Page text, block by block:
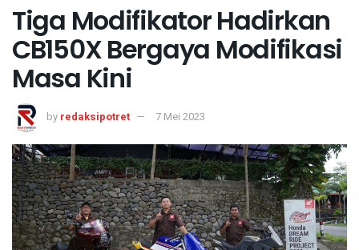
Tiga Modifikator Hadirkan
CB150X Bergaya Modifikasi
Masa Kini
by redaksipotret 7 Mei 2023